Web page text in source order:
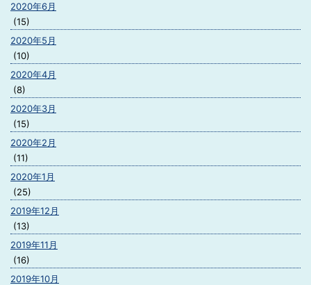
2020年6月
(15)
2020年5月
(10)
2020年4月
(8)
2020年3月
(15)
2020年2月
(11)
2020年1月
(25)
2019年12月
(13)
2019年11月
(16)
2019年10月